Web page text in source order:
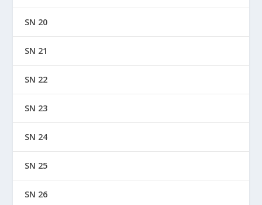
SN 20
SN 21
SN 22
SN 23
SN 24
SN 25
SN 26